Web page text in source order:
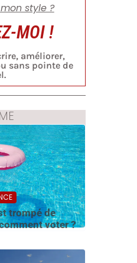
style ?
MOI !
améliorer,
sans pointe de
trompé de
voter ?